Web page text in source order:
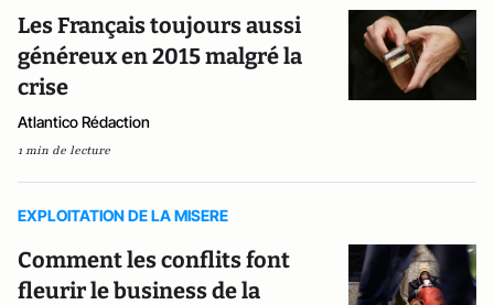
Les Français toujours aussi
généreux en 2015 malgré la
crise
Atlantico Rédaction
1 min de lecture
EXPLOITATION DE LA MISERE
Comment les conflits font
fleurir le business de la